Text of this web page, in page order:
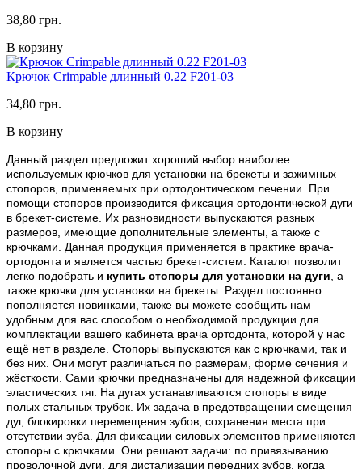
38,80 грн.
В корзину
Крючок Crimpable длинный 0.22 F201-03
34,80 грн.
В корзину
Данный раздел предложит хороший выбор наиболее
используемых крючков для установки на брекеты и зажимных
стопоров, применяемых при ортодонтическом лечении. При
помощи стопоров производится фиксация ортодонтической дуги
в брекет-системе. Их разновидности выпускаются разных
размеров, имеющие дополнительные элементы, а также с
крючками. Данная продукция применяется в практике врача-
ортодонта и является частью брекет-систем. Каталог позволит
легко подобрать и купить стопоры для установки на дуги , а
также крючки для установки на брекеты. Раздел постоянно
пополняется новинками, также вы можете сообщить нам
удобным для вас способом о необходимой продукции для
комплектации вашего кабинета врача ортодонта, которой у нас
ещё нет в разделе. Стопоры выпускаются как с крючками, так и
без них. Они могут различаться по размерам, форме сечения и
жёсткости. Сами крючки предназначены для надежной фиксации
эластических тяг. На дугах устанавливаются стопоры в виде
полых стальных трубок. Их задача в предотвращении смещения
дуг, блокировки перемещения зубов, сохранения места при
отсутствии зуба. Для фиксации силовых элементов применяются
стопоры с крючками. Они решают задачи: по привязыванию
проволочной дуги, для дистализации передних зубов, когда